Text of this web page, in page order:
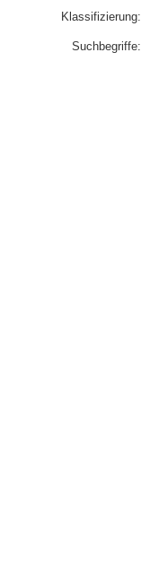
Klassifizierung:
Suchbegriffe: